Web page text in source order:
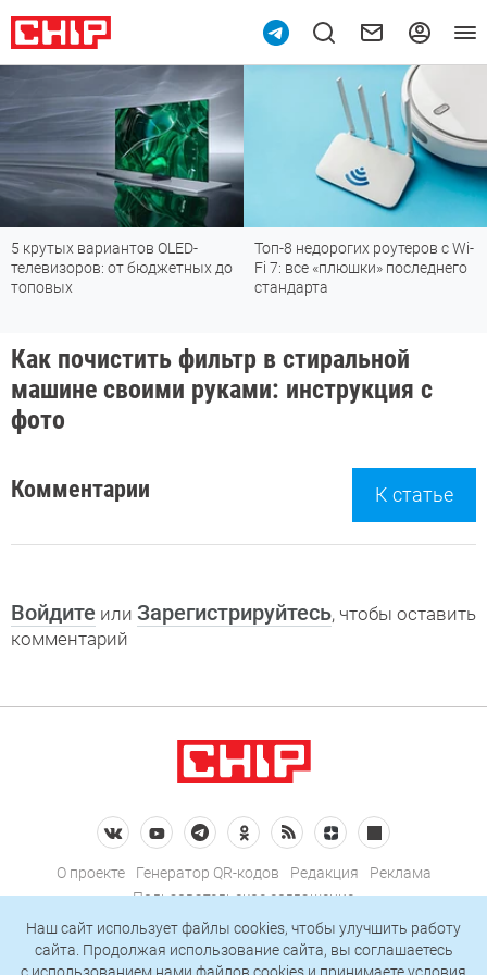
OLED-
от бюджетных до
Топ-8 недорогих роутеров с Wi-
Fi 7: все «плюшки» последнего
Как почистить фильтр в стиральной
машине своими руками: инструкция с
фото
Комментарии К статье
Войдите или Зарегистрируйтесь, чтобы оставить
комментарий
О проекте Генератор QR-кодов Редакция
Реклама
Пользовательское соглашение
Политика конфиденциальности
Подписаться на рассылку
Наш сайт использует файлы cookies, чтобы улучшить работу
сайта. Продолжая использование сайта, вы соглашаетесь